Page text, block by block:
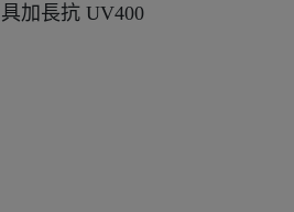
加長抗 UV400